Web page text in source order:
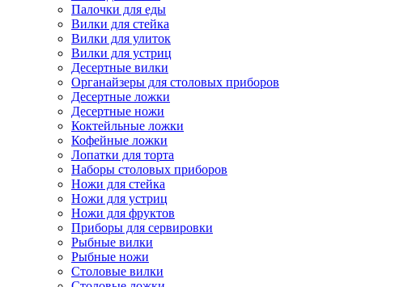
Палочки для еды
Вилки для стейка
Вилки для улиток
Вилки для устриц
Десертные вилки
Органайзеры для столовых приборов
Десертные ложки
Десертные ножи
Коктейльные ложки
Кофейные ложки
Лопатки для торта
Наборы столовых приборов
Ножи для стейка
Ножи для устриц
Ножи для фруктов
Приборы для сервировки
Рыбные вилки
Рыбные ножи
Столовые вилки